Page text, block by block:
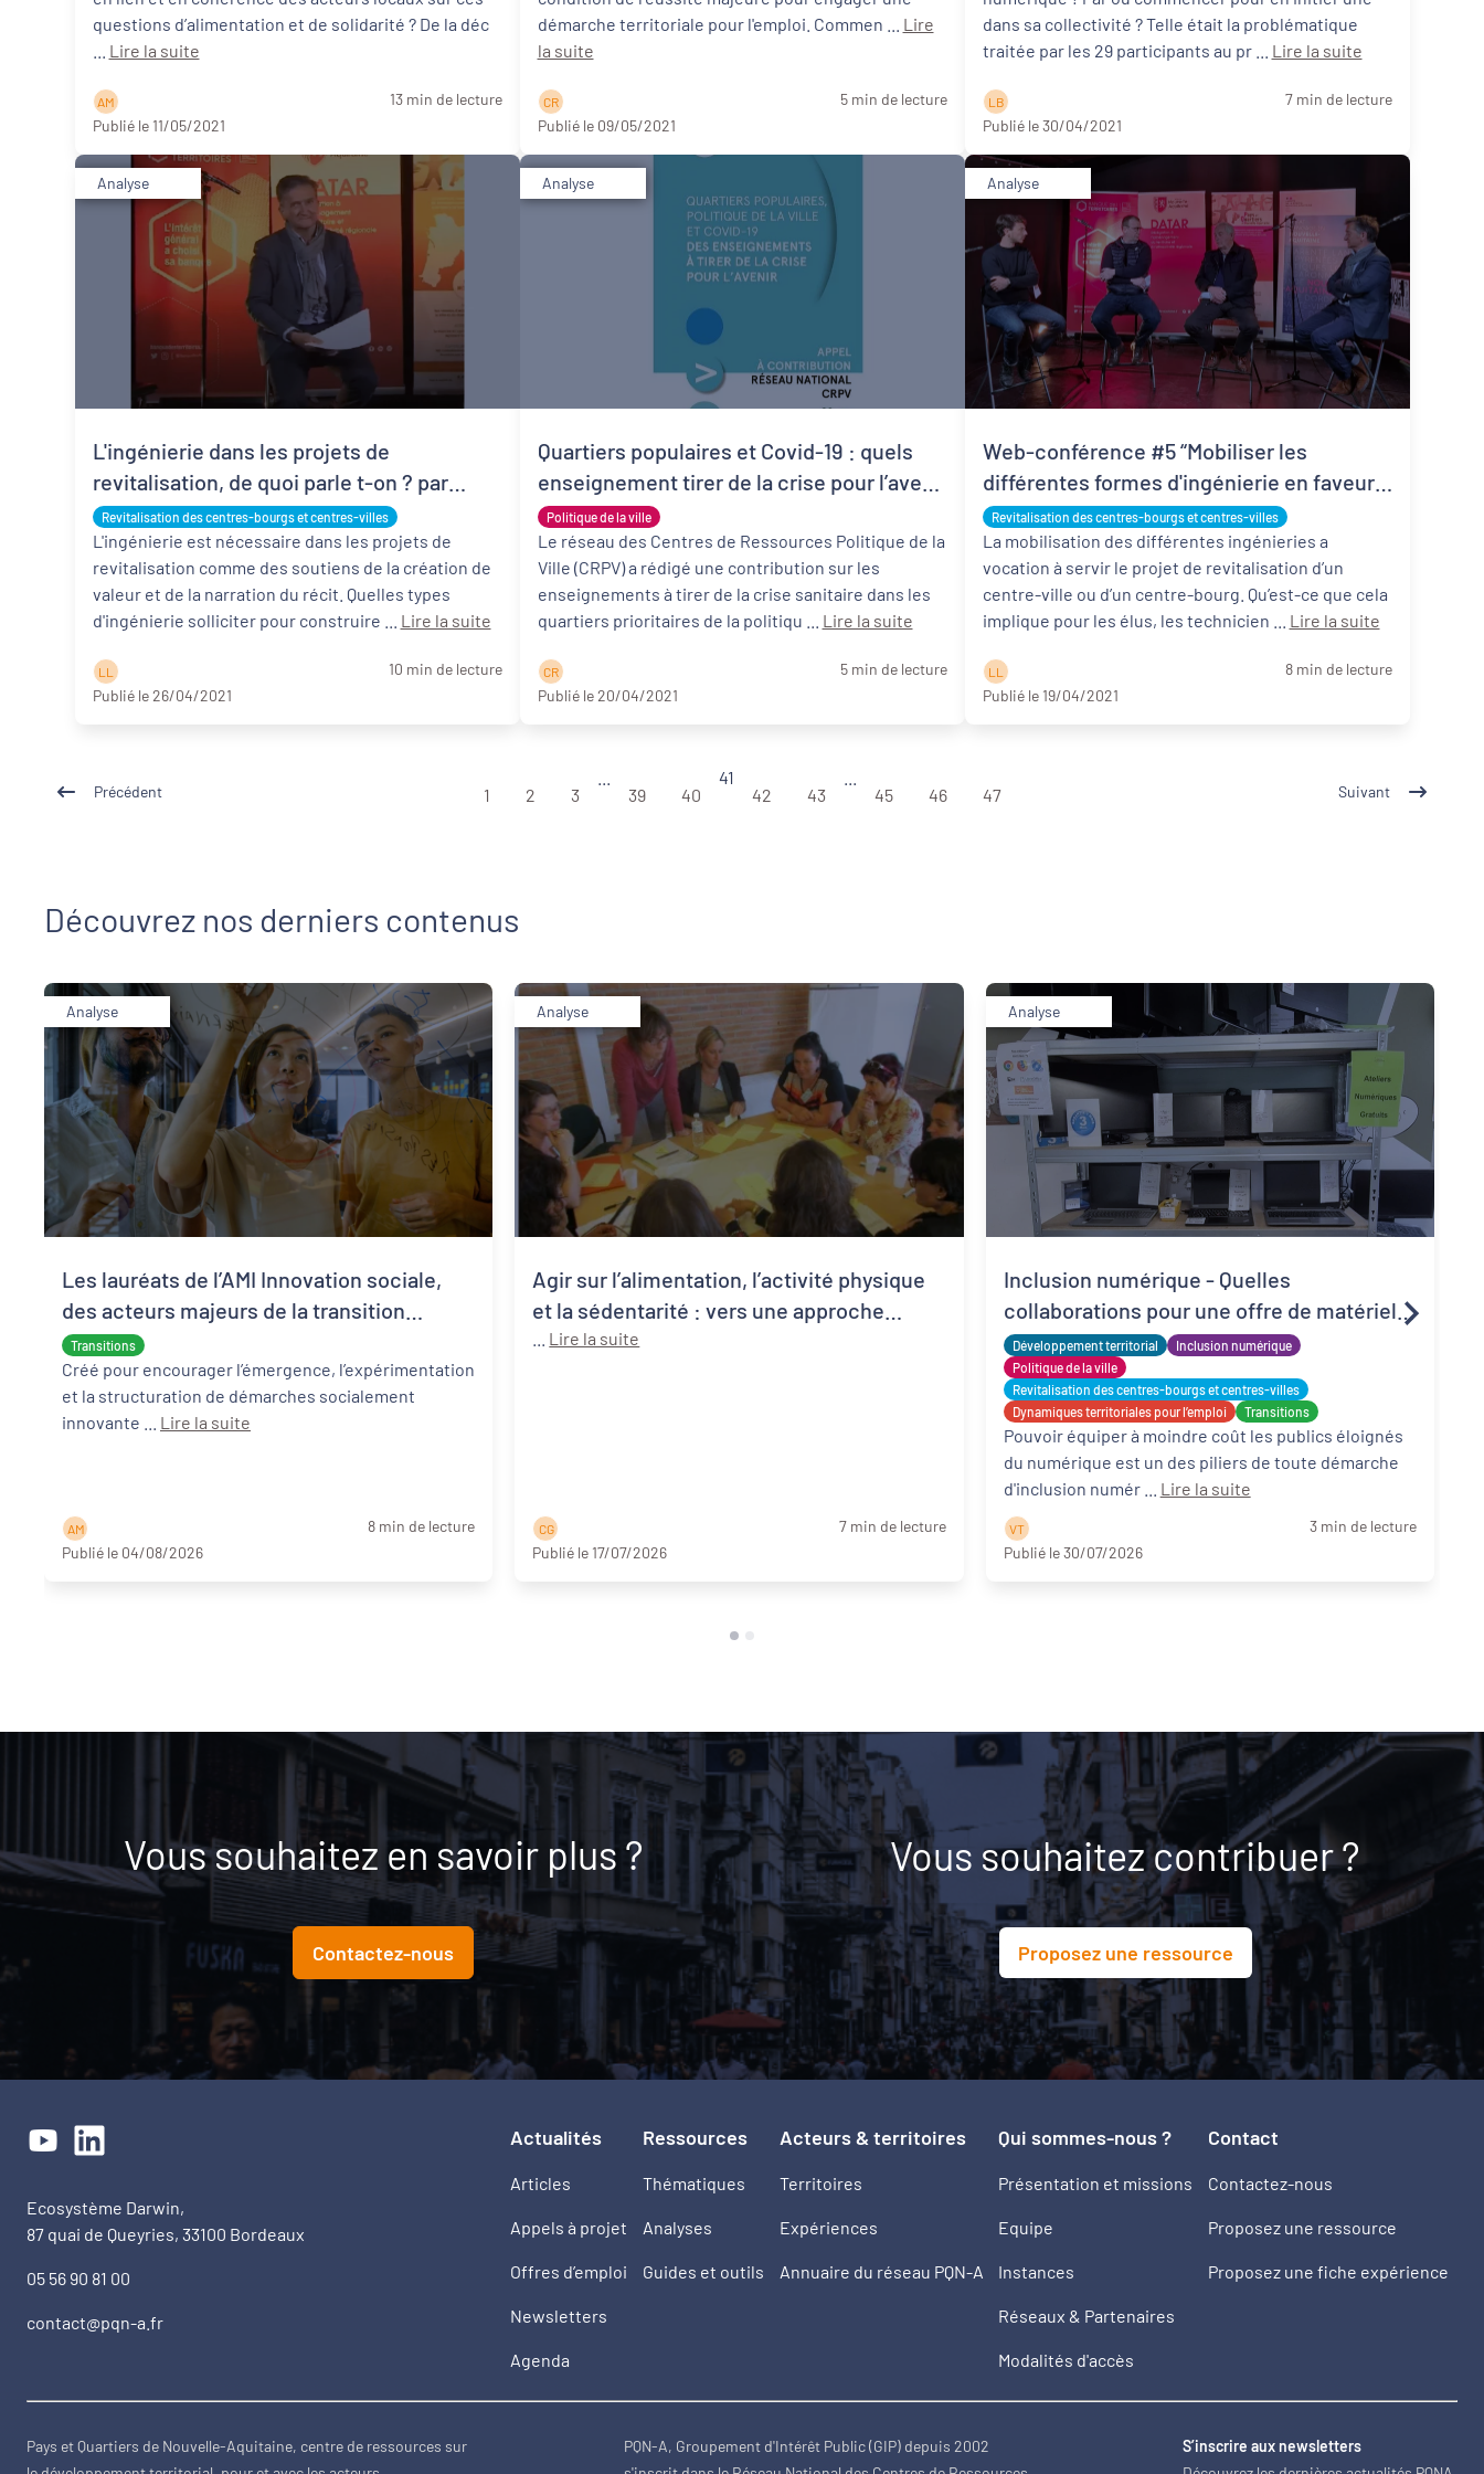
questions d’alimentation et de solidarité ? De la déc
Lire la suite
A M
13 min de lecture
Publié le 11/05/2021
Lire
la suite
C R
5 min de lecture
Publié le 09/05/2021
dans sa collectivité ? Telle était la problématique
Lire la suite
L B
7 min de lecture
Publié le 30/04/2021
Analyse
Revitalisation des centres-bourgs et centres-villes
L'ingénierie dans les projets de
revitalisation, de quoi parle t-on ? par
François-Xavier Leuret
L'ingénierie est nécessaire dans les projets de
revitalisation comme des soutiens de la création de
valeur et de la narration du récit. Quelles types
Lire la suite
L L
10 min de lecture
Publié le 26/04/2021
Analyse
Politique de la ville
Quartiers populaires et Covid-19 : quels
enseignement tirer de la crise pour l’avenir
?
Le réseau des Centres de Ressources Politique de la
Ville (CRPV) a rédigé une contribution sur les
enseignements à tirer de la crise sanitaire dans les
Lire la suite
C R
5 min de lecture
Publié le 20/04/2021
Analyse
Revitalisation des centres-bourgs et centres-villes
Web-conférence #5 “Mobiliser les
différentes formes d'ingénierie en faveur
des centres-bourgs”, ce qu’il faut retenir
La mobilisation des différentes ingénieries a
vocation à servir le projet de revitalisation d’un
centre-ville ou d’un centre-bourg. Qu’est-ce que cela
Lire la suite
L L
8 min de lecture
Publié le 19/04/2021
Précédent 1 2 3
39
40
41
42
43
45
46 47 Suivant
Découvrez nos derniers contenus
Analyse
Transitions
Les lauréats de l’AMI Innovation sociale,
des acteurs majeurs de la transition
écologique et sociale
Créé pour encourager l’émergence, l’expérimentation
et la structuration de démarches socialement
Lire la suite
A M
8 min de lecture
Publié le 04/08/2026
Analyse
Agir sur l’alimentation, l’activité physique
et la sédentarité : vers une approche
systémique de la santé publique
Lire la suite
C G
7 min de lecture
Publié le 17/07/2026
Analyse
Développement territorial
Inclusion numérique
Politique de la ville
Revitalisation des centres-bourgs et centres-villes
Dynamiques territoriales pour l’emploi
Transitions
Inclusion numérique - Quelles
collaborations pour une offre de matériels
reconditionnés locale, solidaire et adaptée
?
Pouvoir équiper à moindre coût les publics éloignés
du numérique est un des piliers de toute démarche
Lire la suite
V T
3 min de lecture
Publié le 30/07/2026
Vous souhaitez en savoir plus ?
Contactez-nous
Vous souhaitez contribuer ?
Proposez une ressource
Ecosystème Darwin,
87 quai de Queyries, 33100 Bordeaux
05 56 90 81 00
contact@pqn-a.fr
Actualités
Articles
Appels à projet
Offres d’emploi
Newsletters
Agenda
Ressources
Thématiques
Analyses
Guides et outils
Acteurs & territoires
Territoires
Expériences
Annuaire du réseau PQN-A
Qui sommes-nous ?
Présentation et missions
Equipe
Instances
Réseaux & Partenaires
Modalités d'accès
Contact
Contactez-nous
Proposez une ressource
Proposez une fiche expérience
Pays et Quartiers de Nouvelle-Aquitaine, centre de ressources sur
PQN-A, Groupement d'Intérêt Public (GIP) depuis 2002
S’inscrire aux newsletters